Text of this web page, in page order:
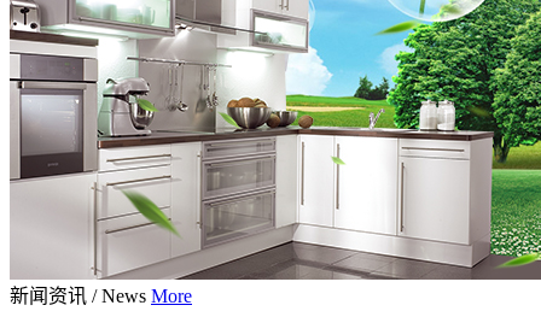
新闻资讯 / News More